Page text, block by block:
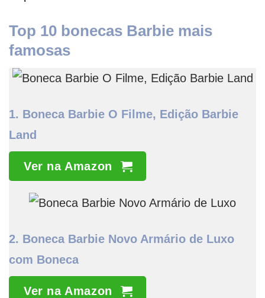
Top 10 bonecas Barbie mais
famosas
1. Boneca Barbie O Filme, Edição Barbie
Land
Ver na Amazon
2. Boneca Barbie Novo Armário de Luxo
com Boneca
Ver na Amazon